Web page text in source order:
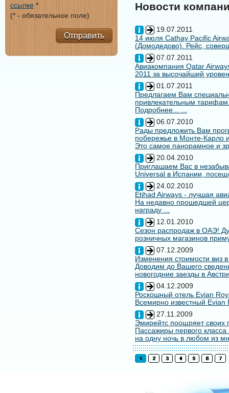
Новости
19.07.2011
14 июля Cathay Pacific
(Домодедово). Рейс,
07.07.2011
Авиакомпания Qatar
2011 за высочайший
01.07.2011
Предлагаем Вам
привлекательным
Подробнее... ...
06.07.2010
Рады предложить Вам
побережье в Монте-Карло
Это самое панорамное и
20.04.2010
Приглашаем Вас в
Universal в Испании,
24.02.2010
Etihad Airways - лучшая
На недавно прошедшей
награду ...
12.01.2010
Сезон распродаж в ОАЭ!
розничных магазинов
07.12.2009
Изменения стоимости виз
Доводим до Вашего
новогодние заезды в
04.12.2009
Роскошный отель Evian
Всемирно известный
27.11.2009
Эмирейтс поощряет своих
Пассажиры первого
на одну ночь в любом из
ссылке *
(* - обязательное поле)
Отправить